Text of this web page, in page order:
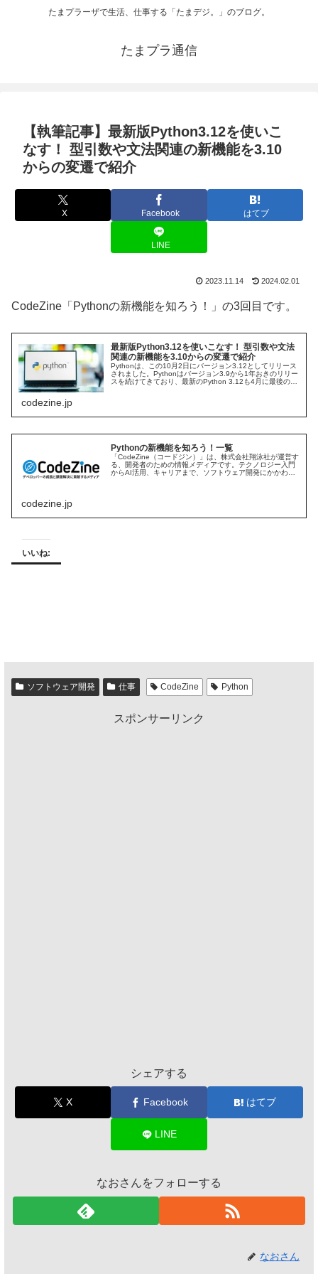
たまプラーザで生活、仕事する「たまデジ。」のブログ。
たまプラ通信
【執筆記事】最新版Python3.12を使いこ
なす！ 型引数や文法関連の新機能を3.10
からの変遷で紹介
X Facebook はてブ
LINE
2023.11.14 2024.02.01
CodeZine「Pythonの新機能を知ろう！」の3回目です。
最新版Python3.12を使いこなす！ 型引数や文法
関連の新機能を3.10からの変遷で紹介
Pythonは、この10月2日にバージョン3.12としてリリース
されました。Pythonはバージョン3.9から1年おきのリリー
スを続けてきており、最新のPython 3.12も4月に最後のア
codezine.jp
Pythonの新機能を知ろう！一覧
「CodeZine（コードジン）」は、株式会社翔泳社が運営す
る、開発者のための情報メディアです。テクノロジー入門
からAI活用、キャリアまで、ソフトウェア開発にかかわる
codezine.jp
いいね:
ソフトウェア開発 仕事 CodeZine Python
スポンサーリンク
シェアする
X Facebook はてブ
LINE
なおさんをフォローする
なおさん